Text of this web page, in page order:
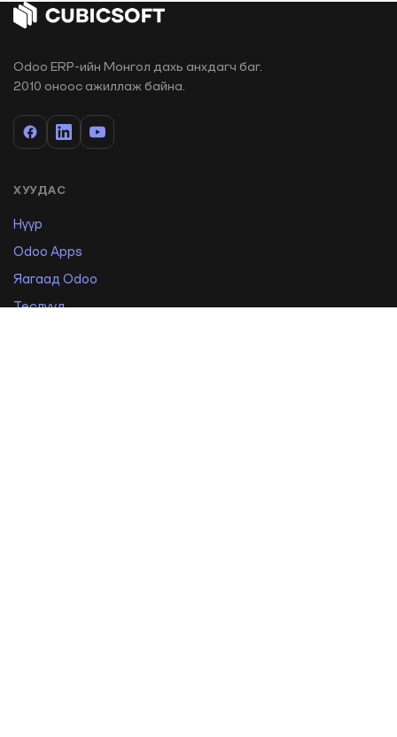
Odoo ERP-ийн Монгол дахь анхдагч баг.
2010 оноос ажиллаж байна.
ХУУДАС
Нүүр
Odoo Apps
Яагаад Odoo
Төслүүд